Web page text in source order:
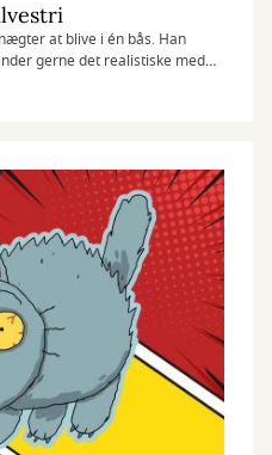
at blive i én bås. Han
gerne det realistiske med
det humoristiske og det dybt